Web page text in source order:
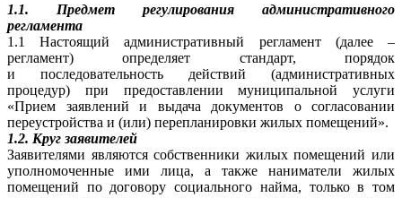
1.1. Предмет регулирования административного
регламента
1.1 Настоящий административный регламент (далее –
регламент) определяет стандарт, порядок
и последовательность действий (административных
процедур) при предоставлении муниципальной услуги
«Прием заявлений и выдача документов о согласовании
переустройства и (или) перепланировки жилых помещений».
1.2. Круг заявителей
Заявителями являются собственники жилых помещений или
уполномоченные ими лица, а также наниматели жилых
помещений по договору социального найма, только в том